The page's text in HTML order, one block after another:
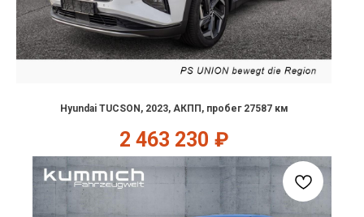
Hyundai TUCSON, 2023, АКПП, пробег 27587 км
2 463 230 ₽